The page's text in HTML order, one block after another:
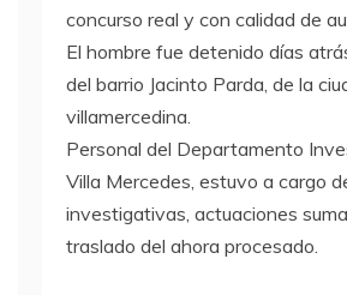
concurso real y con calidad de
El hombre fue detenido días
del barrio Jacinto Parda, de la
villamercedina.
Personal del Departamento
Villa Mercedes, estuvo a cargo
investigativas, actuaciones
traslado del ahora procesado.